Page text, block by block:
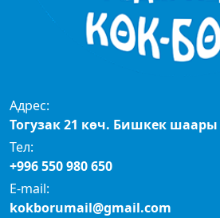
Адрес:
Тогузак 21 көч. Бишкек шаары
Тел:
+996 550 980 650
E-mail:
kokborumail@gmail.com